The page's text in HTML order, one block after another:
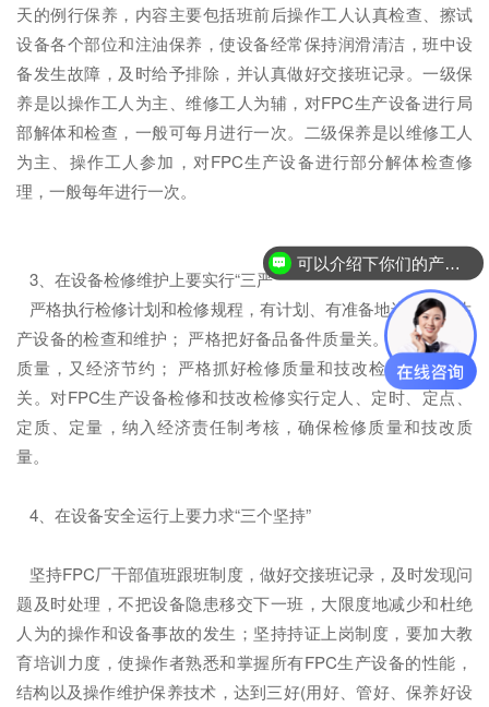
天的例行保养，内容主要包括班前后操作工人认真检查、擦试
设备各个部位和注油保养，使设备经常保持润滑清洁，班中设
备发生故障，及时给予排除，并认真做好交接班记录。一级保
养是以操作工人为主、维修工人为辅，对FPC生产设备进行局
部解体和检查，一般可每月进行一次。二级保养是以维修工人
为主、操作工人参加，对FPC生产设备进行部分解体检查修
理，一般每年进行一次。
3、在设备检修维护上要实行“三严”
严格执行检修计划和检修规程，有计划、有准备地进行FPC生
产设备的检查和维护； 严格把好备品备件质量关。力求既保证
质量，又经济节约； 严格抓好检修质量和技改检修完工验收
关。对FPC生产设备检修和技改检修实行定人、定时、定点、
定质、定量，纳入经济责任制考核，确保检修质量和技改质
量。
4、在设备安全运行上要力求“三个坚持”
坚持FPC厂干部值班跟班制度，做好交接班记录，及时发现问
题及时处理，不把设备隐患移交下一班，大限度地减少和杜绝
人为的操作和设备事故的发生；坚持持证上岗制度，要加大教
育培训力度，使操作者熟悉和掌握所有FPC生产设备的性能，
结构以及操作维护保养技术，达到三好(用好、管好、保养好设
可以介绍下你们的产品么？